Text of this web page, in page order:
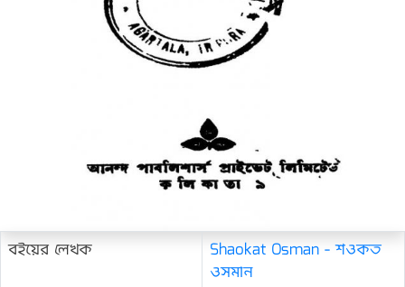
বইয়ের লেখক
Shaokat Osman - শওকত
ওসমান